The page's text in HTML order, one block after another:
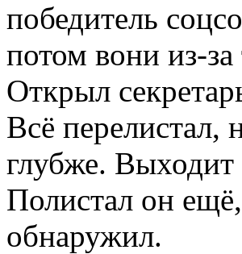
победитель
потом вони из-
Открыл
Всё перелистал,
глубже. Выходит
Полистал он
обнаружил.